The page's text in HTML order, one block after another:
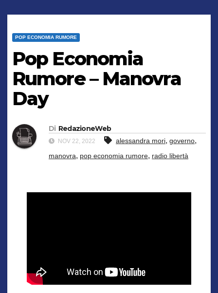
POP ECONOMIA RUMORE
Pop Economia
Rumore – Manovra
Day
Di RedazioneWeb
NOV 22, 2022 alessandra mori, governo,
manovra, pop economia rumore, radio libertà